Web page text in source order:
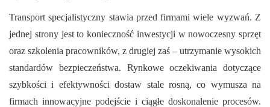
Transport specjalistyczny stawia przed firmami wiele wyzwań. Z
jednej strony jest to konieczność inwestycji w nowoczesny sprzęt
oraz szkolenia pracowników, z drugiej zaś – utrzymanie wysokich
standardów bezpieczeństwa. Rynkowe oczekiwania dotyczące
szybkości i efektywności dostaw stale rosną, co wymusza na
firmach innowacyjne podejście i ciągłe doskonalenie procesów.